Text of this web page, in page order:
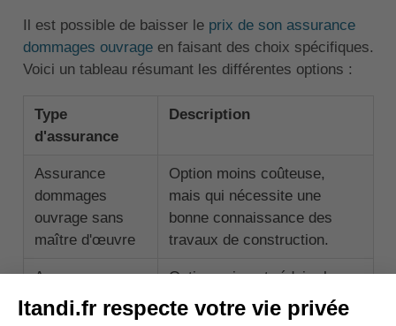
Il est possible de baisser le prix de son assurance
dommages ouvrageen faisant des choix spécifiques.
Voici un tableau résumant les différentes options :
Type
d'assurance
Description
Assurance
dommages
ouvrage sans
maître d'œuvre
Option moins coûteuse,
mais qui nécessite une
bonne connaissance des
travaux de construction.
Assurance
dommages
ouvrage sans
Option qui peut réduire le
coût de l'assurance, mais
qui présente un risque en